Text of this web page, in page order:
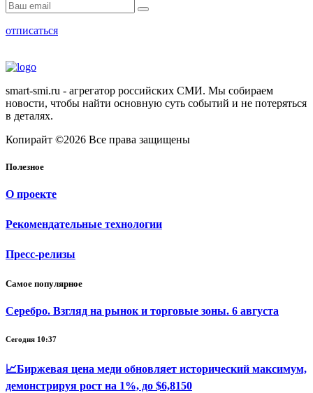
отписаться
smart-smi.ru - агрегатор российских СМИ. Мы собираем
новости, чтобы найти основную суть событий и не потеряться
в деталях.
Копирайт ©2026 Все права защищены
Полезное
О проекте
Рекомендательные технологии
Пресс-релизы
Самое популярное
Серебро. Взгляд на рынок и торговые зоны. 6 августа
Сегодня 10:37
📈Биржевая цена меди обновляет исторический максимум,
демонстрируя рост на 1%, до $6,8150